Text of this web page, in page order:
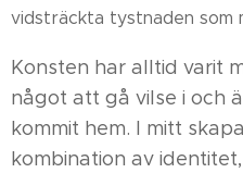
vidsträckta tystnaden
Konsten har alltid varit
något att gå vilse i och
kommit hem. I mitt
kombination av